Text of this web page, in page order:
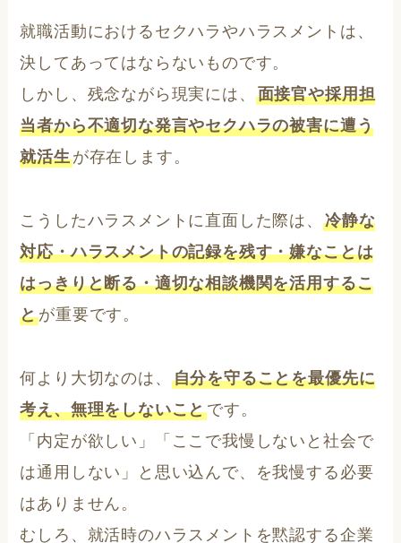
就職活動におけるセクハラやハラスメントは、
決してあってはならないものです。
しかし、残念ながら現実には、 面接官や採用担
当者から不適切な発言やセクハラの被害に遭う
就活生が存在します。
こうしたハラスメントに直面した際は、 冷静な
対応・ハラスメントの記録を残す・嫌なことは
はっきりと断る・適切な相談機関を活用するこ
とが重要です。
何より大切なのは、 自分を守ることを最優先に
考え、無理をしないことです。
「内定が欲しい」「ここで我慢しないと社会で
は通用しない」と思い込んで、を我慢する必要
はありません。
むしろ、就活時のハラスメントを黙認する企業